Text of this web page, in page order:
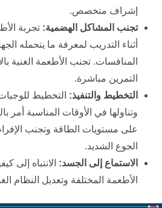
إشراف متخصص.
تجنب المشاكل الهضمية: تجربة
أثناء التدريب لمعرفة ما يتحمله
المنافسات. تجنب الأطعمة الغنية
التمرين مباشرة.
التخطيط والتنفيذ: التخطيط
وتناولها في الأوقات المناسبة أمر
على مستويات الطاقة وتجنب
الجوع الشديد.
الاستماع إلى الجسد: الانتباه إلى
الأطعمة المختلفة وتعديل النظام